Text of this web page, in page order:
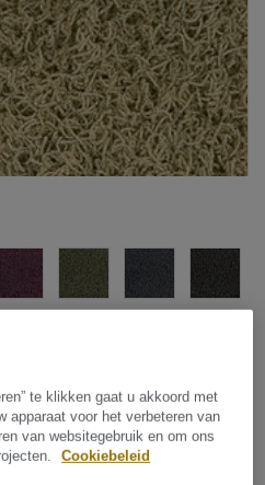
op maat
-
B292 173
te klikken gaat u akkoord met
apparaat voor het verbeteren van
van websitegebruik en om ons
Cookiebeleid